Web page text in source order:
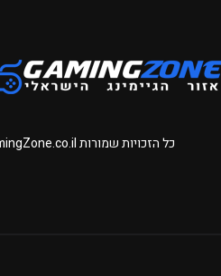
כל הזכויות שמורות